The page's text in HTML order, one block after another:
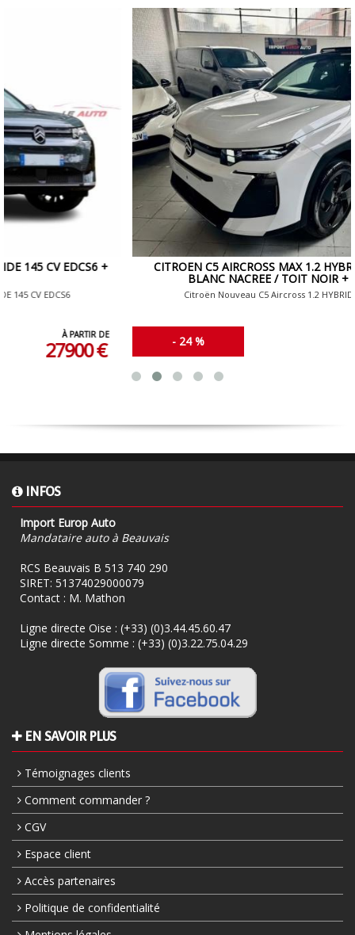
CITROEN C5 AIRCROSS MAX 1.2 HYBRIDE 145 CV EDCS6
BLANC NACREE / TOIT NOIR + TOIT PANO
Citroën Nouveau C5 Aircross 1.2 HYBRIDE 145 CV EDCS6
- 24 %
INFOS
Import Europ Auto
Mandataire auto à Beauvais
RCS Beauvais B 513 740 290
SIRET: 51374029000079
Contact : M. Mathon
Ligne directe Oise : (+33) (0)3.44.45.60.47
Ligne directe Somme : (+33) (0)3.22.75.04.29
EN SAVOIR PLUS
Témoignages clients
Comment commander ?
CGV
Espace client
Accès partenaires
Politique de confidentialité